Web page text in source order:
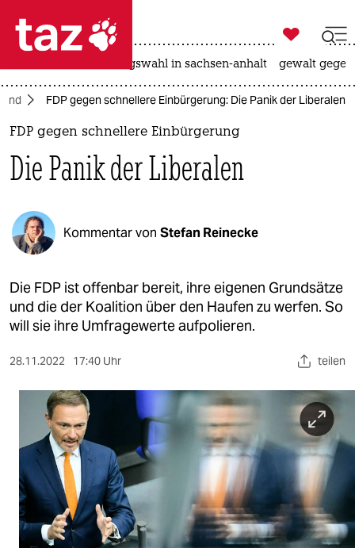
 taz zahl ich
taz zahl ich
themen
politik
öko
gesellschaft
kultur
sport
berlin
nord
wahrheit
verlag
verlag
veranstaltungen

taz zahl ich
landtagswahl in sachsen-anhalt gewalt
FDP gegen schnellere Einbürgerung: Die Panik der Liberalen
FDP gegen schnellere Einbürgerung
Die Panik der Liberalen
Kommentar von Stefan Reinecke
Die FDP ist offenbar bereit, ihre eigenen Grundsätze
und die der Koalition über den Haufen zu werfen. So
will sie ihre Umfragewerte aufpolieren.
28.11.2022 17:40 Uhr teilen